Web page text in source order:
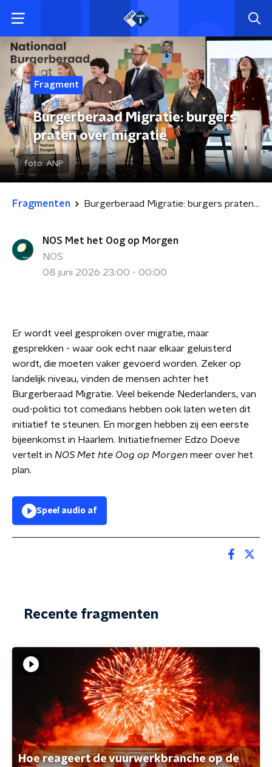
Fragment
Burgerberaad Migratie: burgers
praten over migratie
foto:ANP
Fragmenten Burgerberaad Migratie: burgers praten over migratie
NOS Met het Oog op Morgen
NOS
08 juni 2026 23:00 - 00:00
Er wordt veel gesproken over migratie, maar
gesprekken - waar ook echt naar elkaar geluisterd
wordt, die moeten vaker gevoerd worden. Zeker op
landelijk niveau, vinden de mensen achter het
Burgerberaad Migratie. Veel bekende Nederlanders, van
oud-politici tot comedians hebben ook laten weten dit
initiatief te steunen. En morgen hebben zij een eerste
bijeenkomst in Haarlem. Initiatiefnemer Edzo Doeve
vertelt in NOS Met hte Oog op Morgen meer over het
plan.
Speel audio af
Recente fragmenten
Hoe reageert de vuurwerkbranche op de